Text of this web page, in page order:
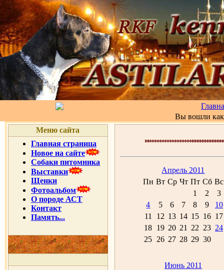
Вы вошли
Меню сайта
Главная страница
Новое на сайте
Собаки питомника
Выставки
Щенки
Фотоальбом
О породе АСТ
Контакт
Память...
Апрель 2011
Пн Вт Ср Чт Пт Сб Вс
1
2
3
4
5 6 7 8 9
10
11
12 13 14 15 16 17
18 19 20 21 22 23 24
25 26 27 28 29 30
Июнь 2011